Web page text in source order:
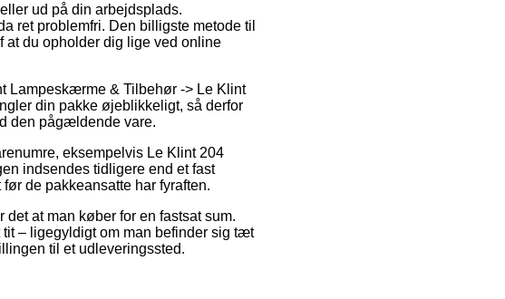
ud på din arbejdsplads.
ret problemfri. Den billigste metode til
at du opholder dig lige ved online
Lampeskærme & Tilbehør -> Le Klint
din pakke øjeblikkeligt, så derfor
den pågældende vare.
eksempelvis Le Klint 204
indsendes tidligere end et fast
de pakkeansatte har fyraften.
at man køber for en fastsat sum.
– ligegyldigt om man befinder sig tæt
til et udleveringssted.